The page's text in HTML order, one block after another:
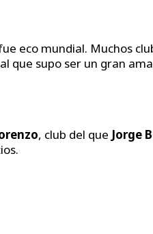
eco mundial. Muchos
que supo ser un gran
, club del que Jorge